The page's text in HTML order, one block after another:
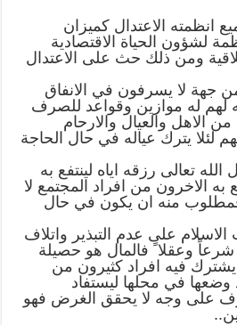
انظمته الاعتدال كميزان
لشؤون الحياة الاقتصادية
ومن ذلك حث على الاعتدال
جهة لا يسرفون في الانفاق
لهم له موازين وقواعد للصرف
الاهل والعيال والارحام
لئلا يترك عياله في حال الحاجة
الله تعالى رزقه اياه لينتفع به
الاخرون من افراد المجتمع لا
منه ان يكون في حال
على عدم التبذير واتلاف
شرعاً وعقلا ً فالمال هو حصيلة
فيه افراد كثيرون من
وضعها في محلها ليستفاد
على وجه لا يحقق الغرض فهو